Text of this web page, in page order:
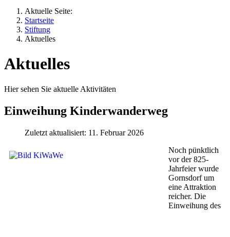
Aktuelle Seite:
Startseite
Stiftung
Aktuelles
Aktuelles
Hier sehen Sie aktuelle Aktivitäten
Einweihung Kinderwanderweg
Zuletzt aktualisiert: 11. Februar 2026
Noch pünktlich
vor der 825-
Jahrfeier wurde
Gornsdorf um
eine Attraktion
reicher. Die
Einweihung des